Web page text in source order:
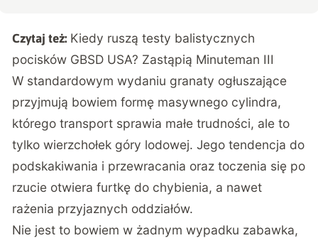
Czytaj też: Kiedy ruszą testy balistycznych
pocisków GBSD USA? Zastąpią Minuteman III
W standardowym wydaniu granaty ogłuszające
przyjmują bowiem formę masywnego cylindra,
którego transport sprawia małe trudności, ale to
tylko wierzchołek góry lodowej. Jego tendencja do
podskakiwania i przewracania oraz toczenia się po
rzucie otwiera furtkę do chybienia, a nawet
rażenia przyjaznych oddziałów.
Nie jest to bowiem w żadnym wypadku zabawka,